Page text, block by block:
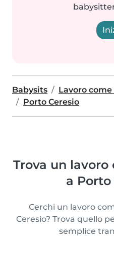
Babysits
Lavoro
Porto Ceresio
Trova un
a Porto
Cerchi un lavoro
Ceresio? Trova quello
semplice